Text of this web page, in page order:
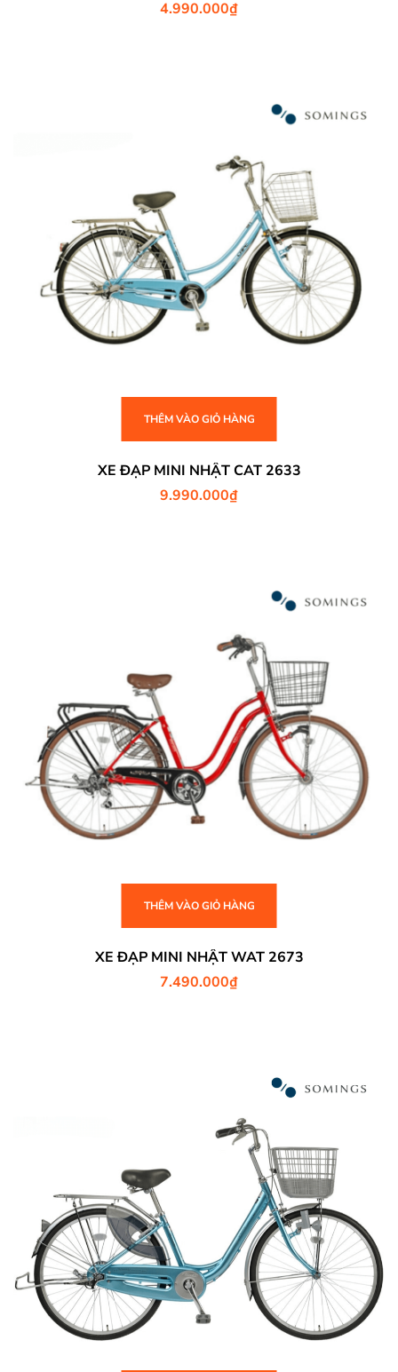
4.990.000₫
THÊM VÀO GIỎ HÀNG
XE ĐẠP MINI NHẬT CAT 2633
9.990.000₫
THÊM VÀO GIỎ HÀNG
XE ĐẠP MINI NHẬT WAT 2673
7.490.000₫